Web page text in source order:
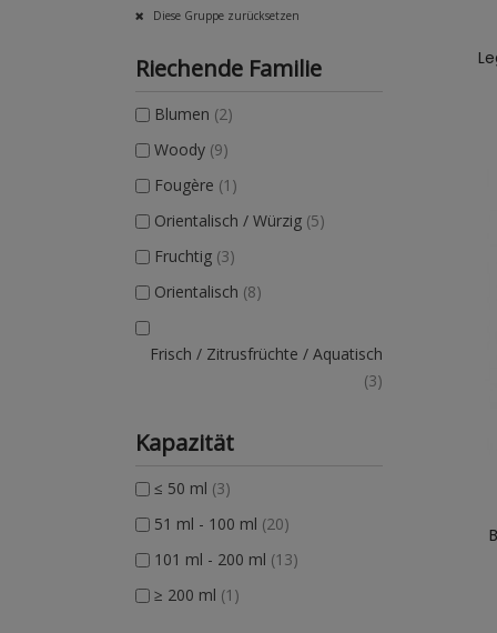
Diese Gruppe zurücksetzen
Riechende Familie
Blumen (2)
Woody (9)
Fougère (1)
Orientalisch / Würzig (5)
Fruchtig (3)
Orientalisch (8)
Frisch / Zitrusfrüchte / Aquatisch
(3)
Kapazität
≤ 50 ml (3)
51 ml - 100 ml (20)
101 ml - 200 ml (13)
≥ 200 ml (1)